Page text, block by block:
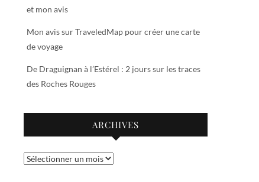
et mon avis
Mon avis sur TraveledMap pour créer une carte
de voyage
De Draguignan à l’Estérel : 2 jours sur les traces
des Roches Rouges
ARCHIVES
Archives